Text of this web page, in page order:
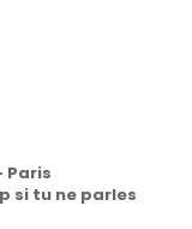
Paris
si tu ne parles